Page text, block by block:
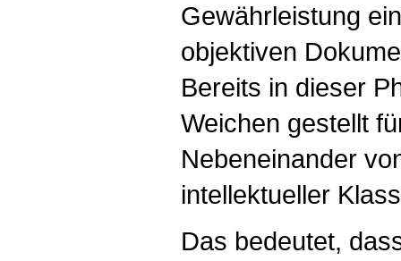
Gewährleistung
objektiven
Bereits in dieser
Weichen gestellt
Nebeneinander
intellektueller
Das bedeutet,